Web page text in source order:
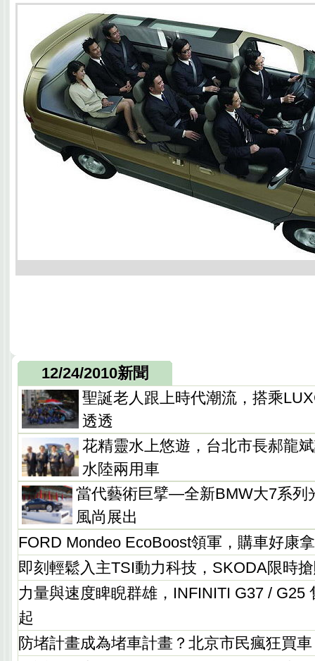
12/24/2010新聞
聖誕老人跟上時代潮流，搭乘
透透
花精靈水上悠遊，台北市長郝龍
水陸兩用車
當代藝術巨擘—全新BMW大7系列
風尚展出
FORD Mondeo EcoBoost領軍，購車好康
即刻輕鬆入主TSI動力科技，SKODA限時
力量與速度睥睨群雄，INFINITI G37 / G25
起
防堵計畫成為堵車計畫？北京市民瘋狂買